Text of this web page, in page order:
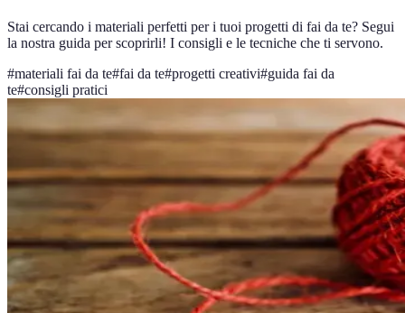
Stai cercando i materiali perfetti per i tuoi progetti di fai da te? Segui
la nostra guida per scoprirli! I consigli e le tecniche che ti servono.
#materiali fai da te#fai da te#progetti creativi#guida fai da
te#consigli pratici